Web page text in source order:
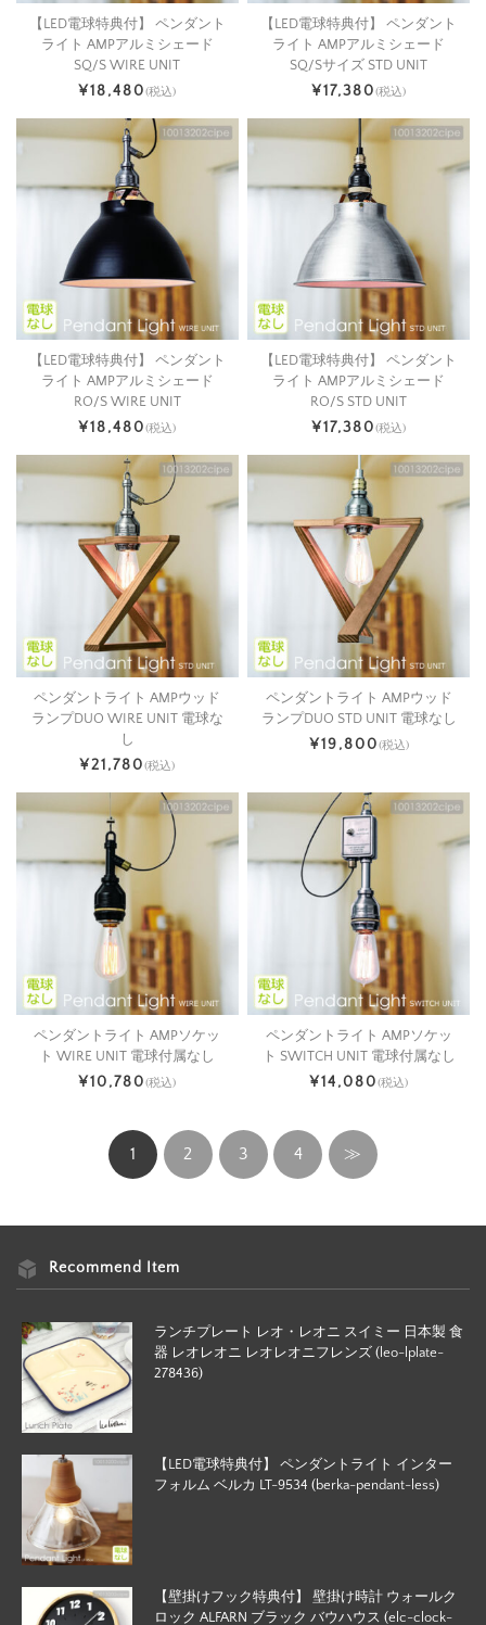
【LED電球特典付】 ペンダント
ライト AMPアルミシェード
SQ/S WIRE UNIT
¥18,480(税込)
【LED電球特典付】 ペンダント
ライト AMPアルミシェード
SQ/Sサイズ STD UNIT
¥17,380(税込)
【LED電球特典付】 ペンダント
ライト AMPアルミシェード
RO/S WIRE UNIT
¥18,480(税込)
【LED電球特典付】 ペンダント
ライト AMPアルミシェード
RO/S STD UNIT
¥17,380(税込)
ペンダントライト AMPウッド
ランプDUO WIRE UNIT 電球な
し
¥21,780(税込)
ペンダントライト AMPウッド
ランプDUO STD UNIT 電球なし
¥19,800(税込)
ペンダントライト AMPソケッ
ト WIRE UNIT 電球付属なし
¥10,780(税込)
ペンダントライト AMPソケッ
ト SWITCH UNIT 電球付属なし
¥14,080(税込)
1 2 3 4 ≫
Recommend Item
ランチプレート レオ・レオニ スイミー 日本製 食
器 レオレオニ レオレオニフレンズ (leo-lplate-
278436)
【LED電球特典付】 ペンダントライト インター
フォルム ベルカ LT-9534 (berka-pendant-less)
【壁掛けフック特典付】 壁掛け時計 ウォールク
ロック ALFARN ブラック バウハウス (elc-clock-